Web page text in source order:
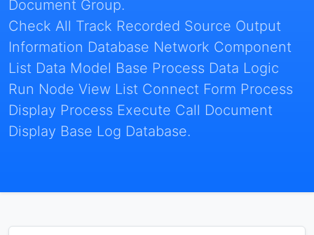
Document Group.
Check All Track Recorded Source Output
Information Database Network Component
List Data Model Base Process Data Logic
Run Node View List Connect Form Process
Display Process Execute Call Document
Display Base Log Database.